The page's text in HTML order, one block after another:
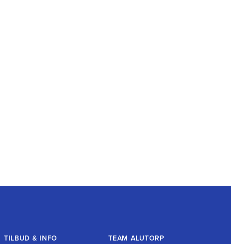
TILBUD & INFO TEAM ALUTORP